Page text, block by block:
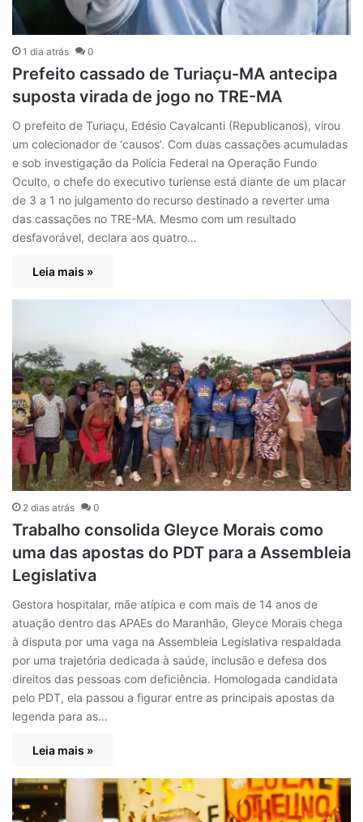
1 dia atrás 0
Prefeito cassado de Turiaçu-MA antecipa
suposta virada de jogo no TRE-MA
O prefeito de Turiaçu, Edésio Cavalcanti (Republicanos), virou
um colecionador de ‘causos’. Com duas cassações acumuladas
e sob investigação da Polícia Federal na Operação Fundo
Oculto, o chefe do executivo turiense está diante de um placar
de 3 a 1 no julgamento do recurso destinado a reverter uma
das cassações no TRE-MA. Mesmo com um resultado
desfavorável, declara aos quatro…
Leia mais »
2 dias atrás 0
Trabalho consolida Gleyce Morais como
uma das apostas do PDT para a Assembleia
Legislativa
Gestora hospitalar, mãe atípica e com mais de 14 anos de
atuação dentro das APAEs do Maranhão, Gleyce Morais chega
à disputa por uma vaga na Assembleia Legislativa respaldada
por uma trajetória dedicada à saúde, inclusão e defesa dos
direitos das pessoas com deficiência. Homologada candidata
pelo PDT, ela passou a figurar entre as principais apostas da
legenda para as…
Leia mais »